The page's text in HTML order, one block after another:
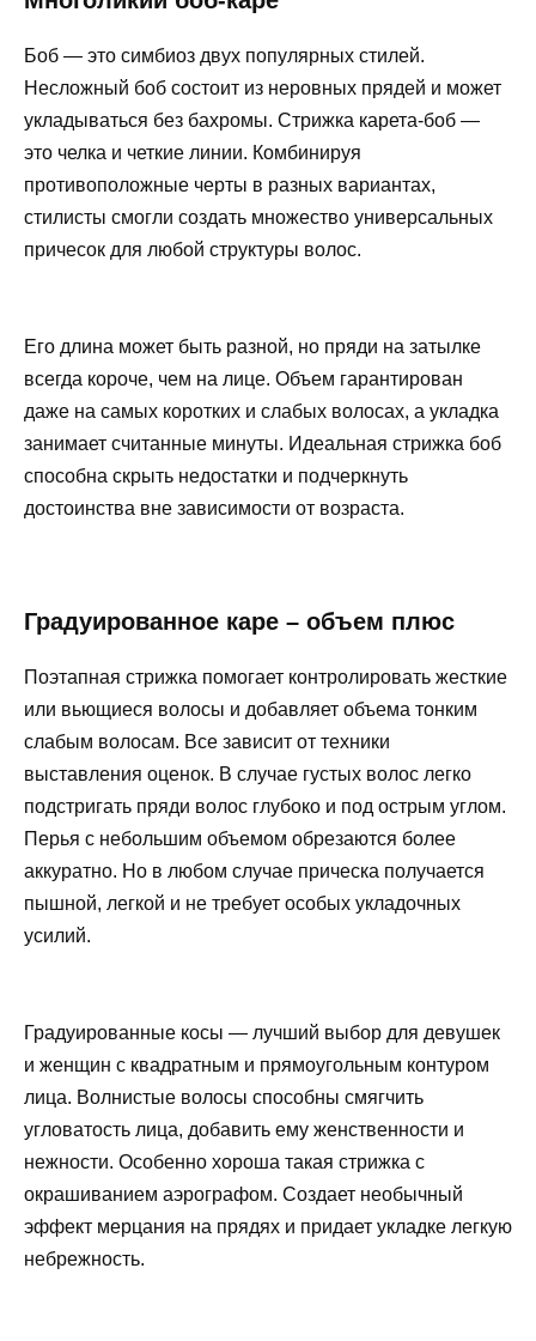
Боб — это симбиоз двух популярных стилей.
Несложный боб состоит из неровных прядей и может
укладываться без бахромы. Стрижка карета-боб —
это челка и четкие линии. Комбинируя
противоположные черты в разных вариантах,
стилисты смогли создать множество универсальных
причесок для любой структуры волос.
Его длина может быть разной, но пряди на затылке
всегда короче, чем на лице. Объем гарантирован
даже на самых коротких и слабых волосах, а укладка
занимает считанные минуты. Идеальная стрижка боб
способна скрыть недостатки и подчеркнуть
достоинства вне зависимости от возраста.
Градуированное каре – объем плюс
Поэтапная стрижка помогает контролировать жесткие
или вьющиеся волосы и добавляет объема тонким
слабым волосам. Все зависит от техники
выставления оценок. В случае густых волос легко
подстригать пряди волос глубоко и под острым углом.
Перья с небольшим объемом обрезаются более
аккуратно. Но в любом случае прическа получается
пышной, легкой и не требует особых укладочных
усилий.
Градуированные косы — лучший выбор для девушек
и женщин с квадратным и прямоугольным контуром
лица. Волнистые волосы способны смягчить
угловатость лица, добавить ему женственности и
нежности. Особенно хороша такая стрижка с
окрашиванием аэрографом. Создает необычный
эффект мерцания на прядях и придает укладке легкую
небрежность.